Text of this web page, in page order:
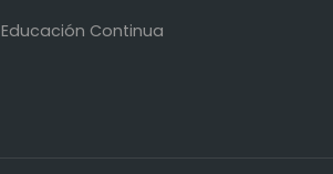
Educación Continua